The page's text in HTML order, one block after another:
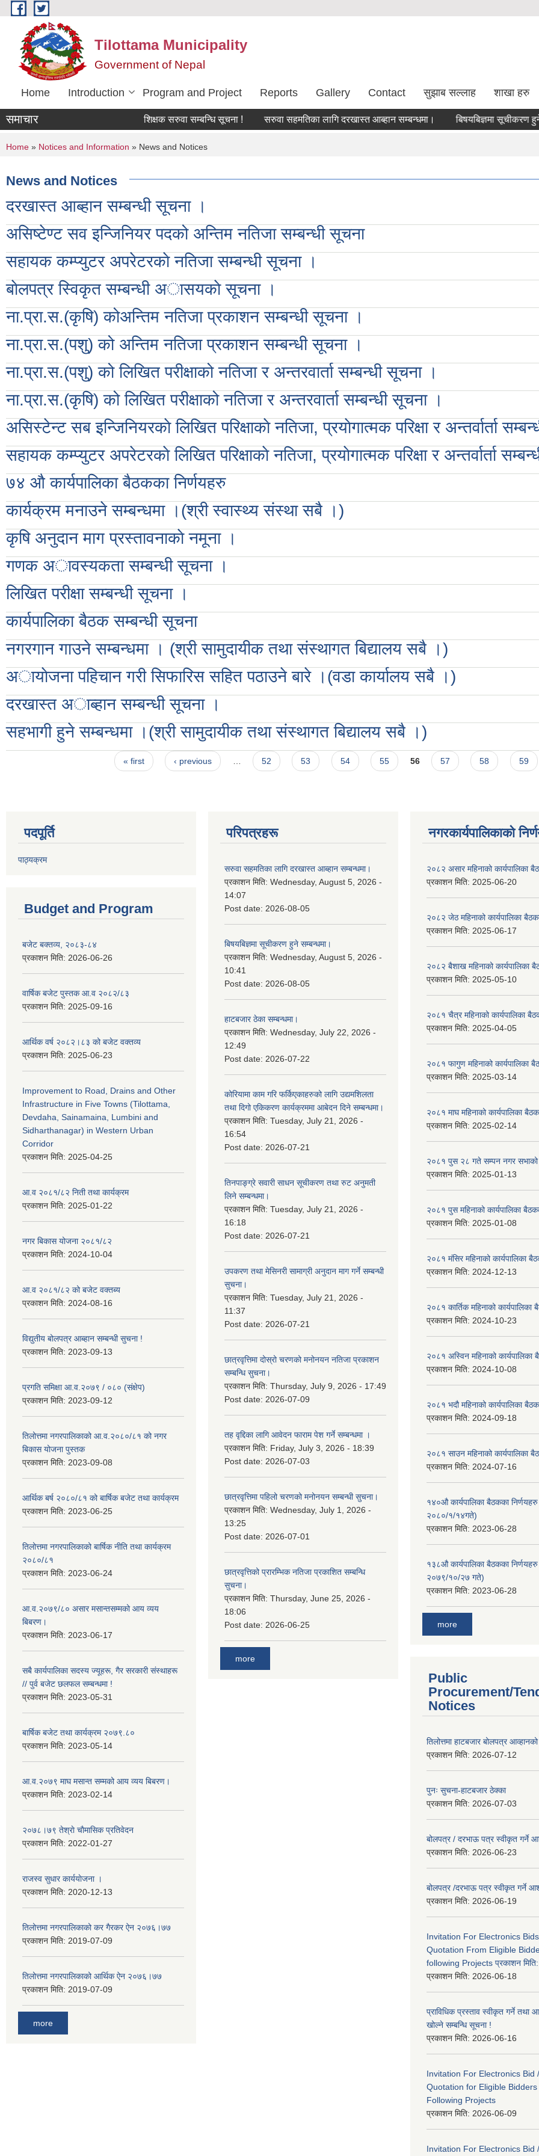
Skip to main content
Tilottama Municipality
Government of Nepal
Home Introduction Program and Project Reports Gallery Contact सुझाब सल्लाह शाखा हरु
समाचार शिक्षक सरुवा सम्बन्धि सूचना ! सरुवा सहमतिका लागि दरखास्त आब्हान सम्बन्धमा। बिषयबिज्ञमा सूचीकरण हुने
You are here
Home » Notices and Information » News and Notices
News and Notices
दरखास्त आब्हान सम्बन्धी सूचना ।
असिष्टेण्ट सव इन्जिनियर पदको अन्तिम नतिजा सम्बन्धी सूचना
सहायक कम्प्युटर अपरेटरकाे नतिजा सम्बन्धी सूचना ।
बाेलपत्र स्विकृत सम्बन्धी अासयकाे सूचना ।
ना.प्रा.स.(कृषि) कोअन्तिम नतिजा प्रकाशन सम्बन्धी सूचना ।
ना.प्रा.स.(पशु) को अन्तिम नतिजा प्रकाशन सम्बन्धी सूचना ।
ना.प्रा.स.(पशु) को लिखित परीक्षाको नतिजा र अन्तरवार्ता सम्बन्धी सूचना ।
ना.प्रा.स.(कृषि) को लिखित परीक्षाको नतिजा र अन्तरवार्ता सम्बन्धी सूचना ।
असिस्टेन्ट सब इन्जिनियरकाे लिखित परिक्षाकाे नतिजा, प्रयाेगात्मक परिक्षा र अन्तर्वार्ता
सहायक कम्प्युटर अपरेटरकाे लिखित परिक्षाकाे नतिजा, प्रयाेगात्मक परिक्षा र अन्तर्वार्ता
७४ औ कार्यपालिका बैठकका निर्णयहरु
कार्यक्रम मनाउने सम्बन्धमा ।(श्री स्वास्थ्य संस्था सबै ।)
कृषि अनुदान माग प्रस्तावनाकाे नमूना ।
गणक अावस्यकता सम्बन्धी सूचना ।
लिखित परीक्षा सम्बन्धी सूचना ।
कार्यपालिका बैठक सम्बन्धी सूचना
नगरगान गाउने सम्बन्धमा । (श्री सामुदायीक तथा संस्थागत बिद्यालय सबै ।)
अायाेजना पहिचान गरी सिफारिस सहित पठाउने बारे ।(वडा कार्यालय सबै ।)
दरखास्त अाब्हान सम्बन्धी सूचना ।
सहभागी हुने सम्बन्धमा ।(श्री सामुदायीक तथा संस्थागत बिद्यालय सबै ।)
« first ‹ previous 52 53 54 55 56 57 58 59
पदपूर्ति
पाठ्यक्रम
Budget and Program
बजेट बक्तव्य, २०८३-८४
प्रकाशन मिति: 2026-06-26
वार्षिक बजेट पुस्तक आ.व २०८२/८३
प्रकाशन मिति: 2025-09-16
आर्थिक वर्ष २०८२।८३ को बजेट वक्तव्य
प्रकाशन मिति: 2025-06-23
Improvement to Road, Drains and Other
Infrastructure in Five Towns (Tilottama,
Devdaha, Sainamaina, Lumbini and
Sidharthanagar) in Western Urban
Corridor
प्रकाशन मिति: 2025-04-25
आ.व २०८१/८२ निती तथा कार्यक्रम
प्रकाशन मिति: 2025-01-22
नगर बिकास योजना २०८१/८२
प्रकाशन मिति: 2024-10-04
आ.व २०८१/८२ को बजेट वक्तब्य
प्रकाशन मिति: 2024-08-16
विद्युतीय बोलपत्र आब्हान सम्बन्धी सुचना !
प्रकाशन मिति: 2023-09-13
प्रगति समिक्षा आ.व.२०७९ / ०८० (संक्षेप)
प्रकाशन मिति: 2023-09-12
तिलोत्तमा नगरपालिकाको आ.व.२०८०/८१ को नगर
बिकास योजना पुस्तक
प्रकाशन मिति: 2023-09-08
आर्थिक बर्ष २०८०/८१ को बार्षिक बजेट तथा कार्यक्रम
प्रकाशन मिति: 2023-06-25
तिलोत्तमा नगरपालिकाको बार्षिक नीति तथा कार्यक्रम
२०८०/८१
प्रकाशन मिति: 2023-06-24
आ.व.२०७९/८० असार मसान्तसम्मको आय व्यय
बिबरण।
प्रकाशन मिति: 2023-06-17
सबै कार्यपालिका सदस्य ज्यूहरू, गैर सरकारी संस्थाहरू
// पुर्व बजेट छलफल सम्बन्धमा !
प्रकाशन मिति: 2023-05-31
बार्षिक बजेट तथा कार्यक्रम २०७९.८०
प्रकाशन मिति: 2023-05-14
आ.व.२०७९ माघ मसान्त सम्मको आय व्यय बिबरण।
प्रकाशन मिति: 2023-02-14
२०७८।७९ तेश्राे चाैमासिक प्रतिवेदन
प्रकाशन मिति: 2022-01-27
राजस्व सुधार कार्ययाेजना ।
प्रकाशन मिति: 2020-12-13
तिलोत्तमा नगरपालिकाको कर गैरकर ऐन २०७६।७७
प्रकाशन मिति: 2019-07-09
तिलोत्तमा नगरपालिकाको आर्थिक ऐन २०७६।७७
प्रकाशन मिति: 2019-07-09
more
परिपत्रहरू
सरुवा सहमतिका लागि दरखास्त आब्हान सम्बन्धमा।
प्रकाशन मिति: Wednesday, August 5, 2026 -
14:07
Post date: 2026-08-05
बिषयबिज्ञमा सूचीकरण हुने सम्बन्धमा।
प्रकाशन मिति: Wednesday, August 5, 2026 -
10:41
Post date: 2026-08-05
हाटबजार ठेका सम्बन्धमा।
प्रकाशन मिति: Wednesday, July 22, 2026 -
12:49
Post date: 2026-07-22
कोरियामा काम गरि फर्किएकाहरुको लागि उद्यमशिलता
तथा दिगो एकिकरण कार्यक्रममा आबेदन दिने सम्बन्धमा।
प्रकाशन मिति: Tuesday, July 21, 2026 -
16:54
Post date: 2026-07-21
तिनपाङ्ग्रे सवारी साधन सूचीकरण तथा रुट अनुमती
लिने सम्बन्धमा।
प्रकाशन मिति: Tuesday, July 21, 2026 -
16:18
Post date: 2026-07-21
उपकरण तथा मेसिनरी सामाग्री अनुदान माग गर्ने सम्बन्धी
सुचना।
प्रकाशन मिति: Tuesday, July 21, 2026 -
11:37
Post date: 2026-07-21
छात्रवृत्तिमा दोस्रो चरणको मनोनयन नतिजा प्रकाशन
सम्बन्धि सुचना।
प्रकाशन मिति: Thursday, July 9, 2026 - 17:49
Post date: 2026-07-09
तह वृद्दिका लागि आवेदन फाराम पेश गर्ने सम्बन्धमा ।
प्रकाशन मिति: Friday, July 3, 2026 - 18:39
Post date: 2026-07-03
छात्रवृत्तिमा पहिलो चरणको मनोनयन सम्बन्धी सुचना।
प्रकाशन मिति: Wednesday, July 1, 2026 -
13:25
Post date: 2026-07-01
छात्रवृत्तिको प्रारम्भिक नतिजा प्रकाशित सम्बन्धि
सुचना।
प्रकाशन मिति: Thursday, June 25, 2026 -
18:06
Post date: 2026-06-25
more
नगरकार्यपालिकाकाे
२०८२ असार महिनाको कार्यपालिका
प्रकाशन मिति: 2025-06-20
२०८२ जेठ महिनाको कार्यपालिका
प्रकाशन मिति: 2025-06-17
२०८२ बैशाख महिनाको कार्यपालिका
प्रकाशन मिति: 2025-05-10
२०८१ चैत्र महिनाको कार्यपालिका
प्रकाशन मिति: 2025-04-05
२०८१ फागुण महिनाको कार्यपालिका
प्रकाशन मिति: 2025-03-14
२०८१ माघ महिनाको कार्यपालिका
प्रकाशन मिति: 2025-02-14
२०८१ पुस २८ गते सम्प‍न नगर सभाको
प्रकाशन मिति: 2025-01-13
२०८१ पुस महिनाको कार्यपालिका
प्रकाशन मिति: 2025-01-08
२०८१ मंसिर महिनाको कार्यपालिका
प्रकाशन मिति: 2024-12-13
२०८१ कार्तिक महिनाको कार्यपालिका
प्रकाशन मिति: 2024-10-23
२०८१ अस्विन महिनाको कार्यपालिका
प्रकाशन मिति: 2024-10-08
२०८१ भदौ महिनाको कार्यपालिका
प्रकाशन मिति: 2024-09-18
२०८१ साउन महिनाको कार्यपालिका
प्रकाशन मिति: 2024-07-16
१४०औ कार्यपालिका बैठकका निर्णयहरु
२०८०/१/१४गते)
प्रकाशन मिति: 2023-06-28
१३८औ कार्यपालिका बैठकका निर्णयहरु
२०७९/१०/२७ गते)
प्रकाशन मिति: 2023-06-28
more
Public
Procurement/
Notices
तिलोत्तमा हाटबजार बोलपत्र
प्रकाशन मिति: 2026-07-12
पुनः सुचना-हाटबजार ठेक्का
प्रकाशन मिति: 2026-07-03
बोलपत्र / दरभाऊ पत्र स्वीकृत गर्ने
प्रकाशन मिति: 2026-06-23
बोलपत्र /दरभाऊ पत्र स्वीकृत गर्ने
प्रकाशन मिति: 2026-06-19
Invitation For Electronics
Quotation From Eligible
following Projects प्रकाशन
प्रकाशन मिति: 2026-06-18
प्राविधिक प्रस्ताव स्वीकृत गर्ने तथा
खोल्ने सम्बन्धि सूचना !
प्रकाशन मिति: 2026-06-16
Invitation For Electronics Bid
Quotation for Eligible
Following Projects
प्रकाशन मिति: 2026-06-09
Invitation For Electronics Bid